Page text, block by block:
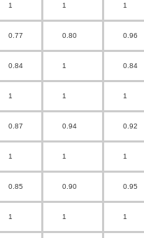
1 1 1
0.77 0.80 0.96
0.84 1 0.84
1 1 1
0.87 0.94 0.92
1 1 1
0.85 0.90 0.95
1 1 1